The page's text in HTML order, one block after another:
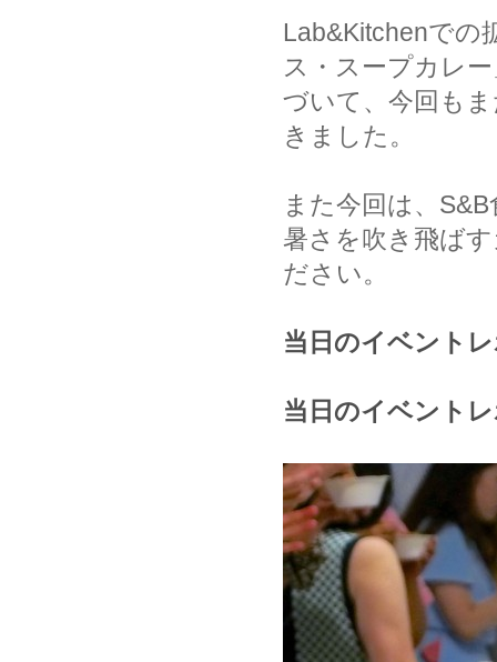
Lab&Kitchenでの
ス・スープカレ
づいて、今回も
きました。
また今回は、
暑さを吹き飛ば
ださい。
当日のイベント
当日のイベント